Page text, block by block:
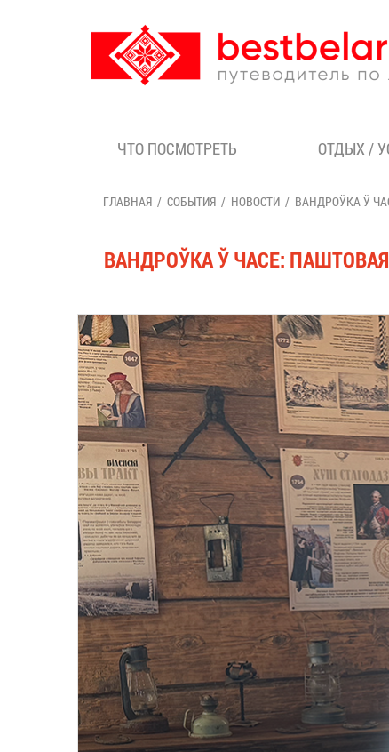
ЧТО ПОСМОТРЕТЬ ОТДЫХ /
ГЛАВНАЯ СОБЫТИЯ НОВОСТИ ВАНДРОЎКА Ў
ВАНДРОЎКА Ў ЧАСЕ: